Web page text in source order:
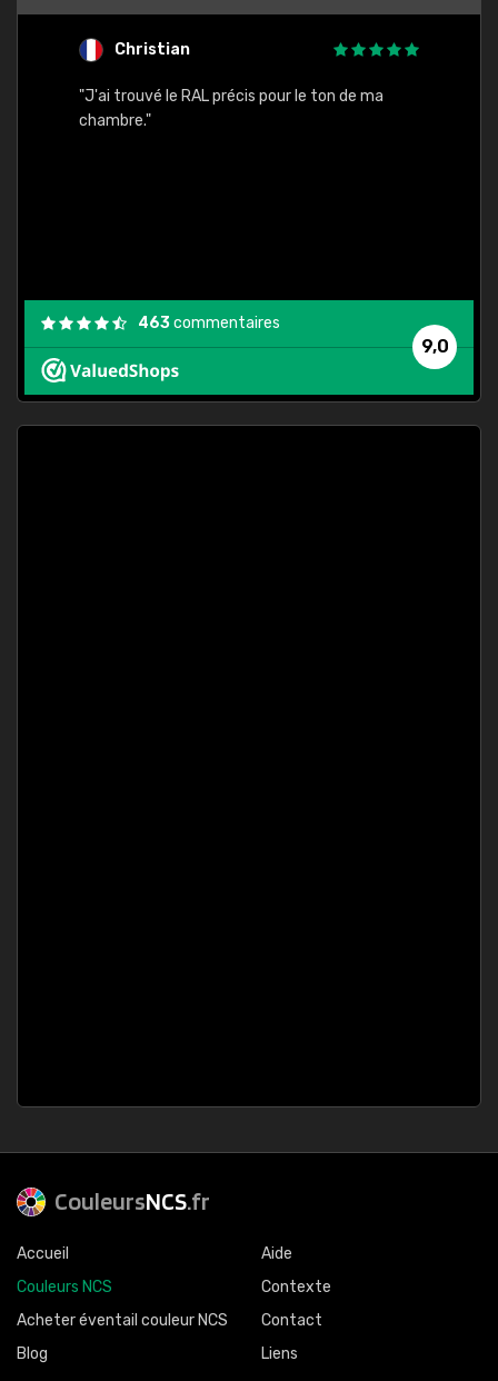
Christian
"J'ai trouvé le RAL précis pour le ton de ma
chambre."
9,0
463commentaires
CouleursNCS.fr
Accueil
Couleurs NCS
Acheter éventail couleur NCS
Blog
Aide
Contexte
Contact
Liens